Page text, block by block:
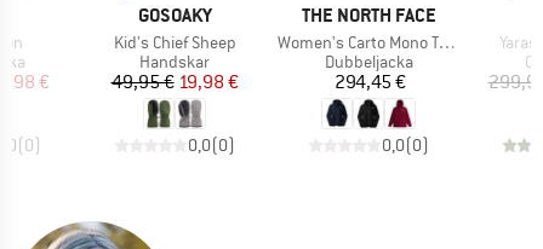
pris
€
(0)
VARUMÄRKE
GOSOAKY
Produkter
Kid's Chief Sheep
Produktgrupp
Handskar
Pris
49,95 €Reducerat pris
19,98 €
0,0(0)
VARUMÄRKE
THE NORTH FACE
Produkter
Women's Carto Mono Triclimate Hooded Jacket
Produktgrupp
Dubbeljacka
Pris
294,45 €
0,0(0)